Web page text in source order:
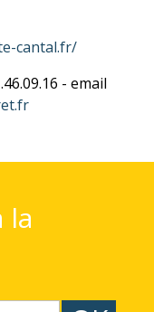
cantal.fr/
- email
la